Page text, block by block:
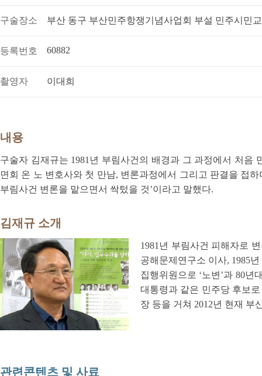
구술장소 부산 동구 부산민주항쟁기념사업회 부설 민주시민
등록번호 60882
촬영자 이대희
내용
구술자 김재규는 1981년 부림사건의 배경과 그 과정에서 처
면회 온 노 변호사와 첫 만남, 변론과정에서 그리고 판결을 접
부림사건 변론을 맡으면서 싹텄을 것’이라고 말했다.
김재규 소개
1981년 부림사건 피해자로
공해문제연구소 이사, 1985
집행위원으로 ‘노변’과 80년
대통령과 같은 민주당 후보
장 등을 거쳐 2012년 현재 부
관련콘텐츠 및 사료